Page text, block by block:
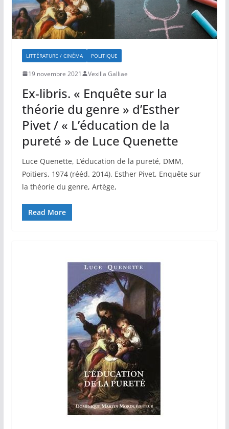
LITTÉRATURE / CINÉMA POLITIQUE
19 novembre 2021 Vexilla Galliae
Ex-libris. « Enquête sur la
théorie du genre » d’Esther
Pivet / « L’éducation de la
pureté » de Luce Quenette
Luce Quenette, L’éducation de la pureté, DMM,
Poitiers, 1974 (rééd. 2014). Esther Pivet, Enquête sur
la théorie du genre, Artège,
Read More